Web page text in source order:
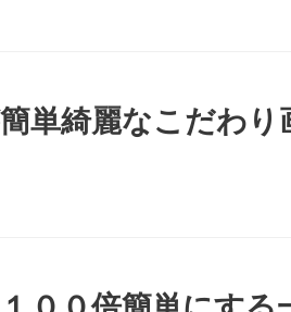
単綺麗なこだわ